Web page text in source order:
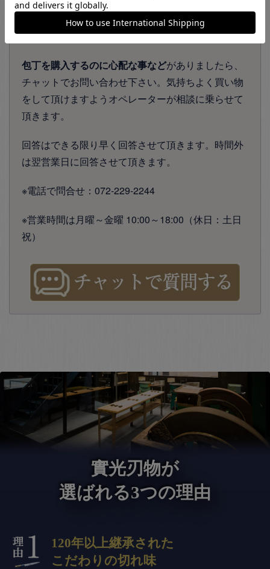
～ 購入前に相談する ～
包丁を購入するのに心配な事などがありましたら、
チャットでお問い合わせ下さい。気持ちよく買い物
をして頂けますようオペレーターが相談に乗らせて
頂きます。
回答はできる限り早く回答させて頂きます。時間外
は翌営業日に回答させて頂きます。
※電話で問合せ：072-229-2244
※営業時間は月曜～金曜 10:00～18:00（休日：土日
祝）
實光刃物が
選ばれる3つの理由
120年以上継承された
こだわりの切れ味